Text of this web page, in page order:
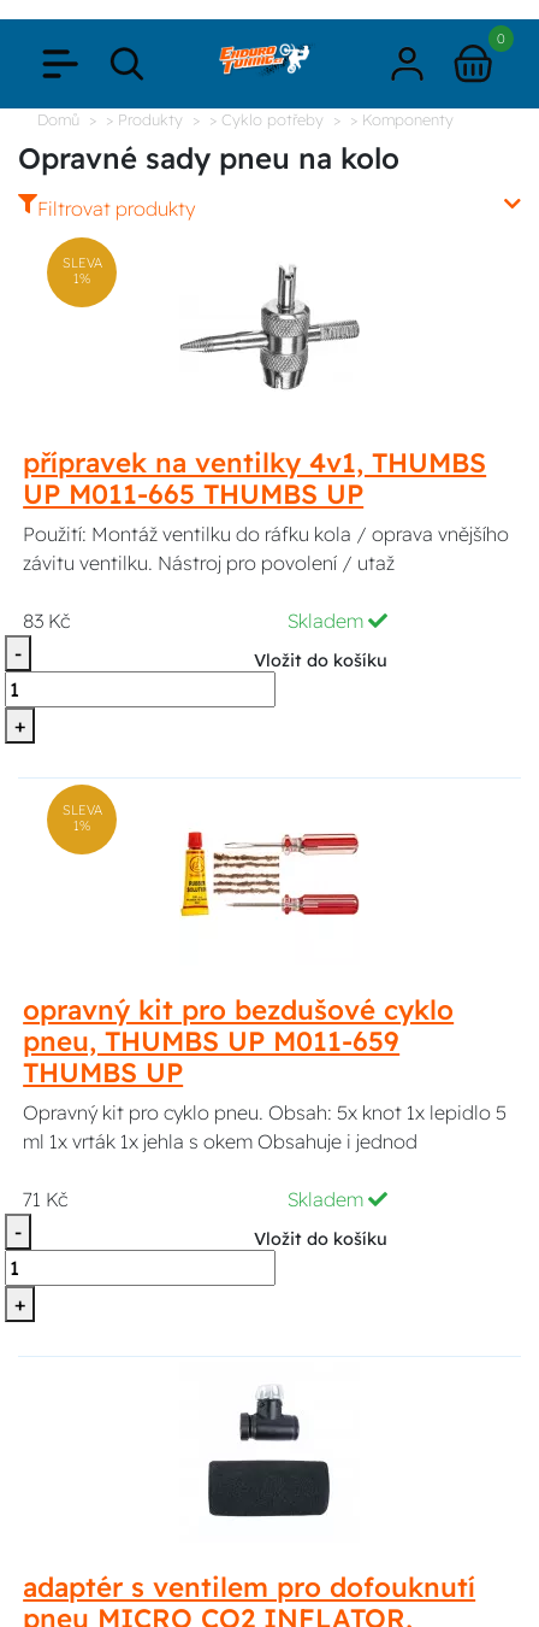
0
Domů > Produkty > Cyklo potřeby > Komponenty
Opravné sady pneu na kolo
Filtrovat produkty
SLEVA
1%
přípravek na ventilky 4v1, THUMBS
UP M011-665 THUMBS UP
Použití: Montáž ventilku do ráfku kola / oprava vnějšího
závitu ventilku. Nástroj pro povolení / utaž
83 Kč
Skladem
-
+
Vložit do košíku
SLEVA
1%
opravný kit pro bezdušové cyklo
pneu, THUMBS UP M011-659
THUMBS UP
Opravný kit pro cyklo pneu. Obsah: 5x knot 1x lepidlo 5
ml 1x vrták 1x jehla s okem Obsahuje i jednod
71 Kč
Skladem
-
+
Vložit do košíku
adaptér s ventilem pro dofouknutí
pneu MICRO CO2 INFLATOR,